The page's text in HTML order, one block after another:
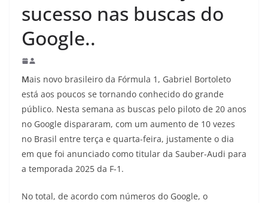
sucesso nas buscas do
Google..
Mais novo brasileiro da Fórmula 1, Gabriel Bortoleto
está aos poucos se tornando conhecido do grande
público. Nesta semana as buscas pelo piloto de 20 anos
no Google dispararam, com um aumento de 10 vezes
no Brasil entre terça e quarta-feira, justamente o dia
em que foi anunciado como titular da Sauber-Audi para
a temporada 2025 da F-1.
No total, de acordo com números do Google, o